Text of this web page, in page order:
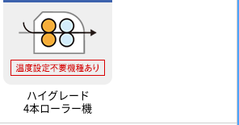
ハイグレード
4本ローラー機